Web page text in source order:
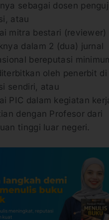
sebagai dosen
atau
mitra bestari (reviewer)
dalam 2 (dua) jurnal
bereputasi
oleh penerbit di
sendiri, atau
PIC dalam kegiatan
dengan Profesor dari
tinggi luar negeri.